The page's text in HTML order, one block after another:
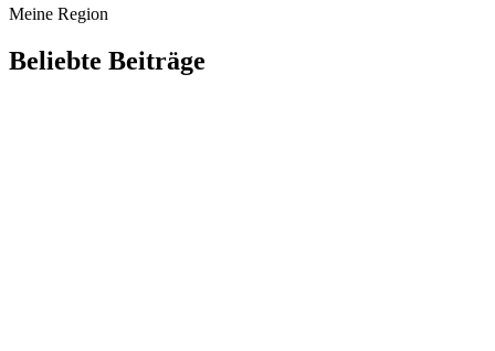
Meine Region
Beliebte Beiträge